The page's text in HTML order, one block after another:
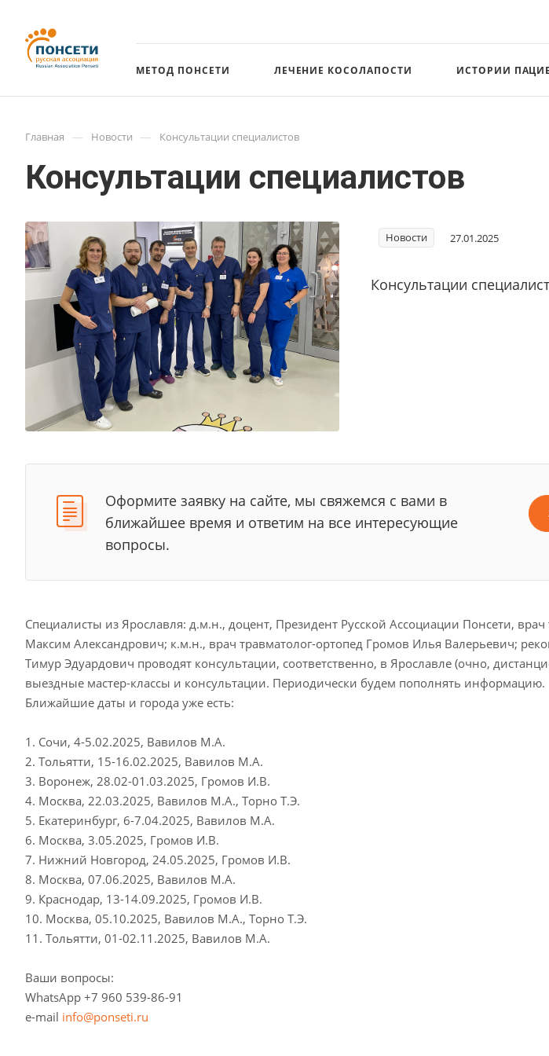
МЕТОД ПОНСЕТИ ЛЕЧЕНИЕ КОСОЛАПОСТИ ИСТОРИИ
Главная — Новости — Консультации специалистов
Консультации специалистов
Новости 27.01.2025
Консультации
Оформите заявку на сайте, мы свяжемся с вами в
ближайшее время и ответим на все интересующие
вопросы.
Специалисты из Ярославля: д.м.н., доцент, Президент Русской Ассоциации Понсети,
Максим Александрович; к.м.н., врач травматолог-ортопед Громов Илья Валерьевич;
Тимур Эдуардович проводят консультации, соответственно, в Ярославле (очно,
выездные мастер-классы и консультации. Периодически будем пополнять информацию.
Ближайшие даты и города уже есть:
1. Сочи, 4-5.02.2025, Вавилов М.А.
2. Тольятти, 15-16.02.2025, Вавилов М.А.
3. Воронеж, 28.02-01.03.2025, Громов И.В.
4. Москва, 22.03.2025, Вавилов М.А., Торно Т.Э.
5. Екатеринбург, 6-7.04.2025, Вавилов М.А.
6. Москва, 3.05.2025, Громов И.В.
7. Нижний Новгород, 24.05.2025, Громов И.В.
8. Москва, 07.06.2025, Вавилов М.А.
9. Краснодар, 13-14.09.2025, Громов И.В.
10. Москва, 05.10.2025, Вавилов М.А., Торно Т.Э.
11. Тольятти, 01-02.11.2025, Вавилов М.А.
Ваши вопросы:
WhatsApp +7 960 539-86-91
e-mail info@ponseti.ru